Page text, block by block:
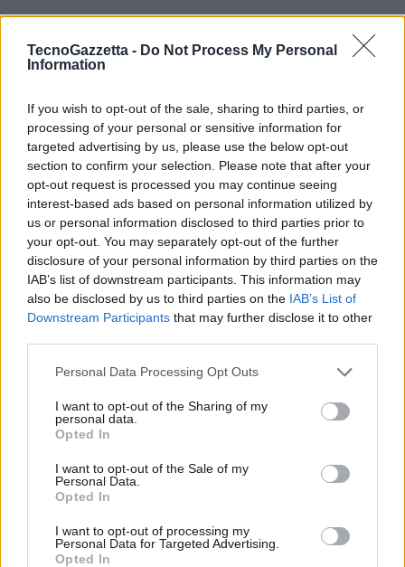
TecnoGazzetta - Do Not Process My Personal
Information
If you wish to opt-out of the sale, sharing to third parties, or
processing of your personal or sensitive information for
targeted advertising by us, please use the below opt-out
section to confirm your selection. Please note that after your
opt-out request is processed you may continue seeing
interest-based ads based on personal information utilized by
us or personal information disclosed to third parties prior to
your opt-out. You may separately opt-out of the further
disclosure of your personal information by third parties on the
IAB’s list of downstream participants. This information may
also be disclosed by us to third parties on the IAB’s List of
Downstream Participants that may further disclose it to other
Personal Data Processing Opt Outs
I want to opt-out of the Sharing of my
personal data.
Opted In
I want to opt-out of the Sale of my
Personal Data.
Opted In
I want to opt-out of processing my
Personal Data for Targeted Advertising.
Opted In
Non c’è nulla di più importante della consapevolezza di ciò che si sta
Conoscere nel dettaglio, e con adeguato anticipo, ciò che ci si
troverà ad affrontare durante il viaggio è uno degli aspetti più
importanti per la sicurezza in auto. Grazie all’innovativafunzione
Driver Insightsè possibile avere dati come il chilometraggio
previsto, i tempi di percorrenza e gli eventuali costi da sostenere nel
corso della giornata. Consente inoltre di evitare gli ingorghi grazie ad
avvisi puntuali che suggeriscono strade alternative per aggirare i
lavori in corso e gli incidenti lungo il percorso.
Funzionalità per il piacere della guida
connettersi in modalità wireless con lo smartphoneper avere
accesso a informazioni come il traffico in tempo reale, le condizioni
La nuova serie Garmin DriveSmart è disponibile nei migliori punti
vendita ad unprezzo consigliato al pubblico a partire da 209,99